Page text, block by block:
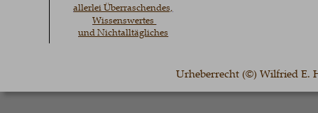
allerlei Überraschendes,
Wissenswertes
und Nichtalltägliches
Urheberrecht (©) Wilfried E.